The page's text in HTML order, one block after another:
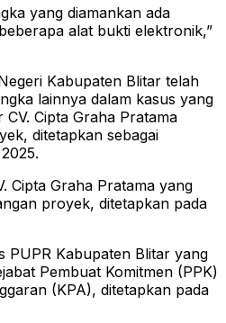
yang diamankan ada
alat bukti elektronik,”
Kabupaten Blitar telah
lainnya dalam kasus yang
Cipta Graha Pratama
ditetapkan sebagai
Cipta Graha Pratama yang
proyek, ditetapkan pada
PUPR Kabupaten Blitar yang
Pembuat Komitmen (PPK)
(KPA), ditetapkan pada